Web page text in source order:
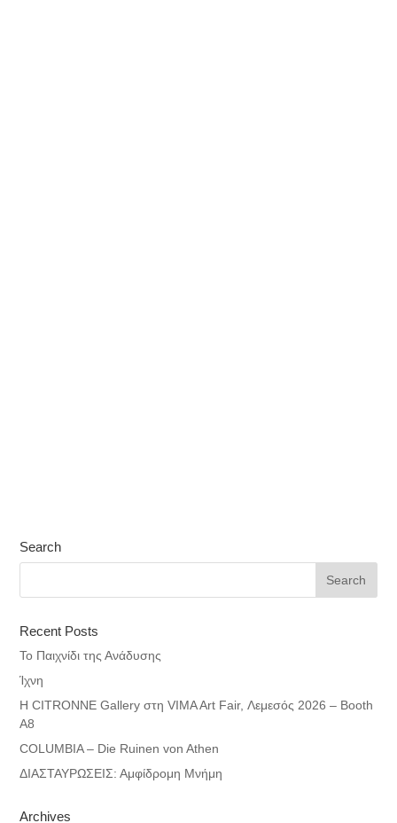
Search
Recent Posts
Το Παιχνίδι της Ανάδυσης
Ίχνη
Η CITRONNE Gallery στη VIMA Art Fair, Λεμεσός 2026 – Booth
A8
COLUMBIA – Die Ruinen von Athen
ΔΙΑΣΤΑΥΡΩΣΕΙΣ: Αμφίδρομη Μνήμη
Archives